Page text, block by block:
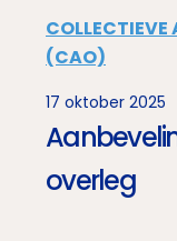
COLLECTIEVE
(CAO)
17 oktober 2025
overleg